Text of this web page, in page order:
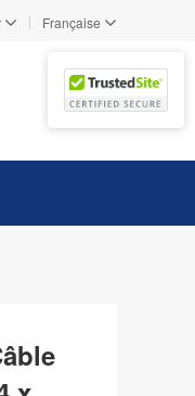
| Française